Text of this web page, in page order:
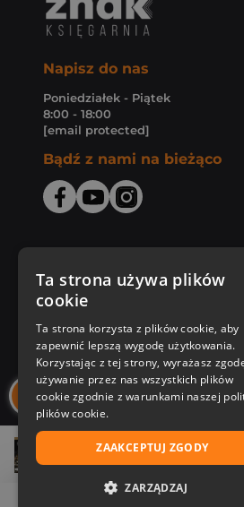
29,30 zł
Napisz do nas
Poniedziałek - Piątek
8:00 - 18:00
[email protected]
Bądź z nami na bieżąco
Zakupy u nas
Nasza oferta
Nasi autorzy
Ta strona używa plików
cookie
Ta strona korzysta z plików cookie, aby
zapewnić lepszą wygodę użytkowania.
Korzystając z tej strony, wyrażasz
używanie przez nas wszystkich plików
cookie zgodnie z warunkami naszej
plików cookie.
ZAAKCEPTUJ ZGODY
ZARZĄDZAJ